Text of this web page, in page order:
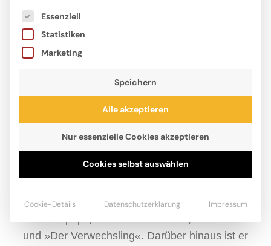
Kai Lüftner war irgendwann mal Sozialarbeiter und
Heute ist er Autor von Kinder- und Jugendbüchern
wie »Furzipups, der Knatterdrache«, »Für immer«
und »Der Verwechsling«. Darüber hinaus ist er
Es folgt eine Liste der Service-Gruppen, für die
Essenziell
Statistiken
Marketing
Speichern
Alle akzeptieren
Nur essenzielle Cookies akzeptieren
Cookies selbst auswählen
Cookie-Details Datenschutzerklärung Impressum